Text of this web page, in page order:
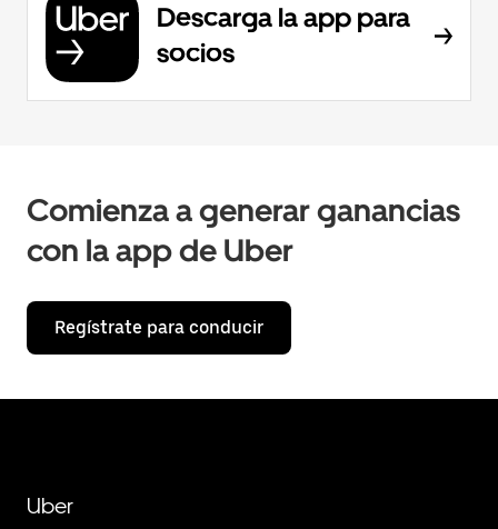
Descarga la app para
socios
Comienza a generar ganancias
con la app de Uber
Regístrate para conducir
Uber